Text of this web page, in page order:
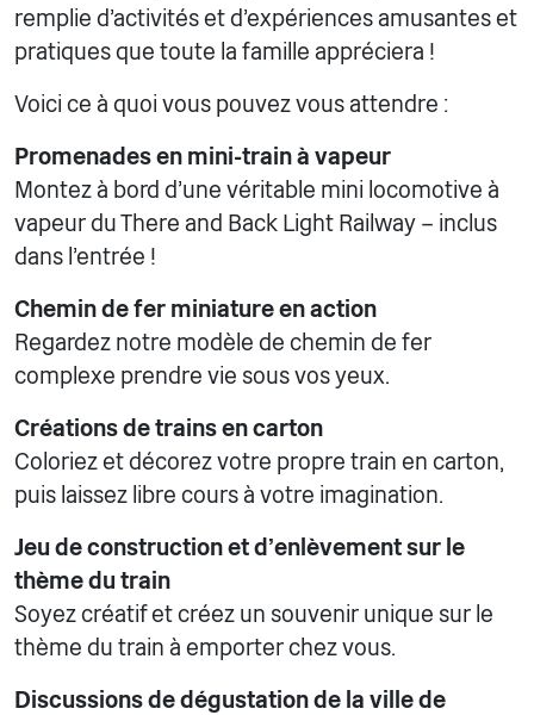
remplie d'activités et d'expériences amusantes et
pratiques que toute la famille appréciera !
Voici ce à quoi vous pouvez vous attendre :
Promenades en mini-train à vapeur
Montez à bord d'une véritable mini locomotive à
vapeur du There and Back Light Railway – inclus
dans l'entrée !
Chemin de fer miniature en action
Regardez notre modèle de chemin de fer
complexe prendre vie sous vos yeux.
Créations de trains en carton
Coloriez et décorez votre propre train en carton,
puis laissez libre cours à votre imagination.
Jeu de construction et d'enlèvement sur le
thème du train
Soyez créatif et créez un souvenir unique sur le
thème du train à emporter chez vous.
Discussions de dégustation de la ville de